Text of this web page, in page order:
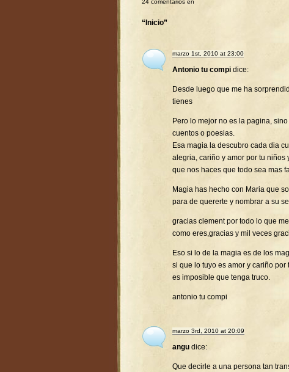
24 comentarios en
“Inicio”
marzo 1st, 2010 at 23:00
Antonio tu compi dice:
Desde luego que me ha
tienes
Pero lo mejor no es la pagina,
cuentos o poesias.
Esa magia la descubro cada dia
alegria, cariño y amor por tu niños
que nos haces que todo sea mas
Magia has hecho con Maria que
para de quererte y nombrar a su
gracias clement por todo lo que
como eres,gracias y mil veces
Eso si lo de la magia es de los
si que lo tuyo es amor y cariño
es imposible que tenga truco.
antonio tu compi
marzo 3rd, 2010 at 20:09
angu dice:
Que decirle a una persona tan